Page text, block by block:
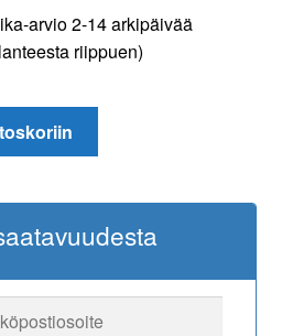
arvio 2-14 arkipäivää
riippuen)